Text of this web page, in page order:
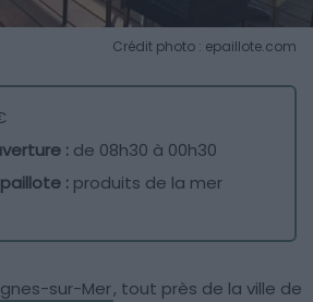
Crédit photo : epaillote.com
: de 08h30 à 00h30
: produits de la mer
sur-Mer, tout près de la ville de